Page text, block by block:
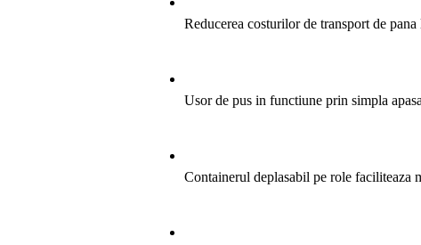
Reducerea costurilor de transport de pana
Usor de pus in functiune prin simpla
Containerul deplasabil pe role faciliteaza